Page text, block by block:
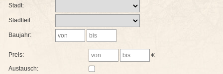
Stadt:
Stadtteil:
Baujahr:
Preis:
€
Austausch: